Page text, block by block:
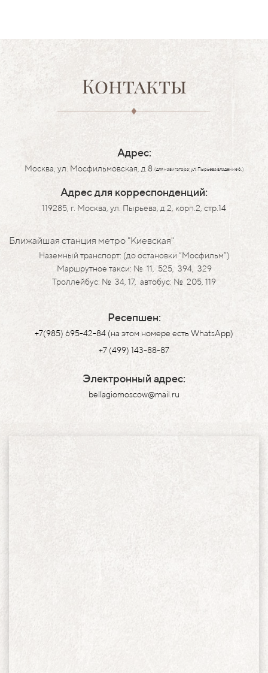
Контакты
Адрес:
Москва, ул. Мосфильмовская, д.8 (для навигатора; ул. Пырьева владение 6.)
Адрес для корреспонденций:
119285, г. Москва, ул. Пырьева, д.2, корп.2, стр.14
Ближайшая станция метро "Киевская"
Наземный транспорт: (до остановки “Мосфильм”)
Маршрутное такси: № 11, 525, 394, 329
Троллейбус: № 34, 17, автобус: № 205, 119
Ресепшен:
+7(985) 695-42-84 (на этом номере есть WhatsApp)
+7 (499) 143-88-87
Электронный адрес:
bellagiomoscow@mail.ru